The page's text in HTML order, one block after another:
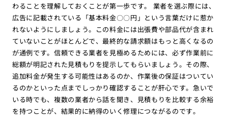
わることを理解しておくことが第一歩です。 業者を選ぶ際には、
広告に記載されている「基本料金〇〇円」という言葉だけに惹か
れないようにしましょう。この料金には出張費や部品代が含まれ
ていないことがほとんどで、最終的な請求額はもっと高くなるの
が通例です。信頼できる業者を見極めるためには、必ず作業前に
総額が明記された見積もりを提示してもらいましょう。その際、
追加料金が発生する可能性はあるのか、作業後の保証はついてい
るのかといった点までしっかり確認することが肝心です。急いで
いる時でも、複数の業者から話を聞き、見積もりを比較する余裕
を持つことが、結果的に納得のいく修理につながるのです。